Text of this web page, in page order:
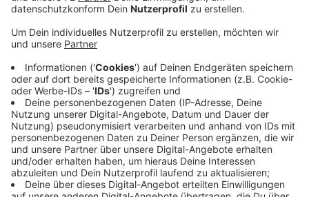
Und Ihr Wort zählt dabei! Dülmen sucht noch nach
guten Ideen für die Zukunft der Innenstadt. Dazu will
ein Team mit Interessierten am Samstag Vormittag
durch die Fußgängerzonen-Straßen ziehen und mal
schauen, was an Vorschlägen zusammenkommt. Sollte
es vielleicht weitere Ecken zum Rasten und
Entspannen geben? Oder wären zusätzliche
Lichtakzente schön? Vielleicht fehlen auch noch
Bäume und Blumenbeete? Die Vorschläge fließen mit
ein in das neue Zukunftskonzept für die Innenstadt. Es
soll ein Leitfaden sein für Ziele und Maßnahmen in den